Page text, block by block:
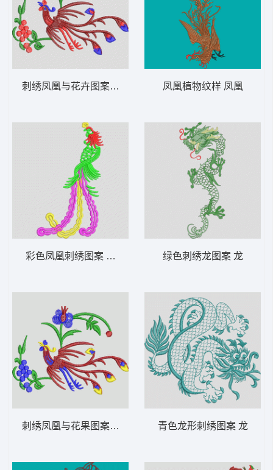
刺绣凤凰与花卉图案 凤凰
彩色凤凰刺绣图案 凤凰
刺绣凤凰与花果图案 凤凰
凤凰植物纹样 凤凰
绿色刺绣龙图案 龙
青色龙形刺绣图案 龙